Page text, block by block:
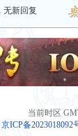
无新回复
当前时区
京ICP备2023018092